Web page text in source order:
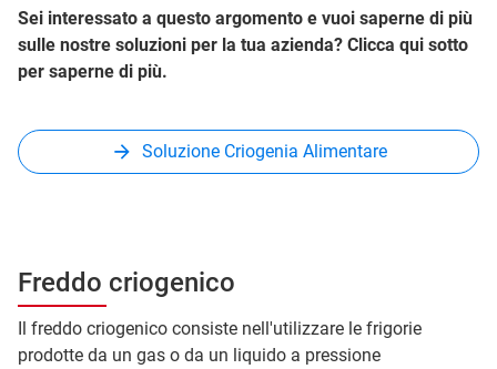
Sei interessato a questo argomento e vuoi saperne di più
sulle nostre soluzioni per la tua azienda? Clicca qui sotto
per saperne di più.
Soluzione Criogenia Alimentare
Freddo criogenico
Il freddo criogenico consiste nell'utilizzare le frigorie
prodotte da un gas o da un liquido a pressione